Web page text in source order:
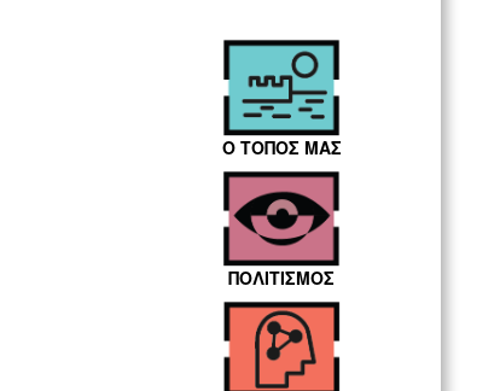
Ο ΤΟΠΟΣ ΜΑΣ
ΠΟΛΙΤΙΣΜΟΣ